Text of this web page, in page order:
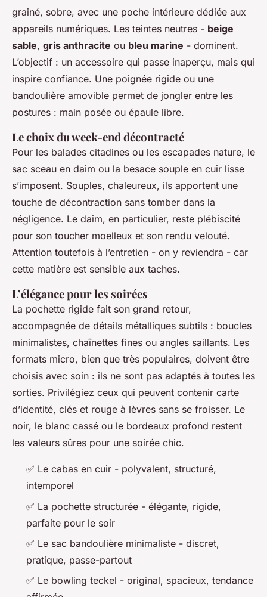
grainé, sobre, avec une poche intérieure dédiée aux
appareils numériques. Les teintes neutres - beige
sable, gris anthracite ou bleu marine - dominent.
L’objectif : un accessoire qui passe inaperçu, mais qui
inspire confiance. Une poignée rigide ou une
bandoulière amovible permet de jongler entre les
postures : main posée ou épaule libre.
Le choix du week-end décontracté
Pour les balades citadines ou les escapades nature, le
sac sceau en daim ou la besace souple en cuir lisse
s’imposent. Souples, chaleureux, ils apportent une
touche de décontraction sans tomber dans la
négligence. Le daim, en particulier, reste plébiscité
pour son toucher moelleux et son rendu velouté.
Attention toutefois à l’entretien - on y reviendra - car
cette matière est sensible aux taches.
L’élégance pour les soirées
La pochette rigide fait son grand retour,
accompagnée de détails métalliques subtils : boucles
minimalistes, chaînettes fines ou angles saillants. Les
formats micro, bien que très populaires, doivent être
choisis avec soin : ils ne sont pas adaptés à toutes les
sorties. Privilégiez ceux qui peuvent contenir carte
d’identité, clés et rouge à lèvres sans se froisser. Le
noir, le blanc cassé ou le bordeaux profond restent
les valeurs sûres pour une soirée chic.
✅ Le cabas en cuir - polyvalent, structuré,
intemporel
✅ La pochette structurée - élégante, rigide,
parfaite pour le soir
✅ Le sac bandoulière minimaliste - discret,
pratique, passe-partout
✅ Le bowling teckel - original, spacieux, tendance